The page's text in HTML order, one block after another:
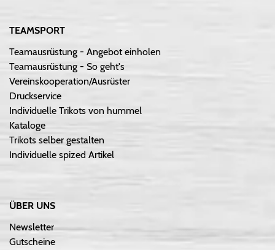
TEAMSPORT
Teamausrüstung - Angebot einholen
Teamausrüstung - So geht's
Vereinskooperation/Ausrüster
Druckservice
Individuelle Trikots von hummel
Kataloge
Trikots selber gestalten
Individuelle spized Artikel
ÜBER UNS
Newsletter
Gutscheine